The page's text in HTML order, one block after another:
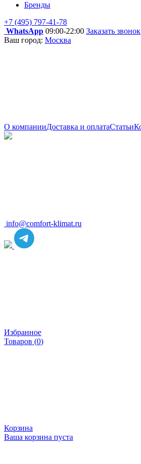
Бренды
+7 (495) 797-41-78
WhatsApp 09:00-22:00 Заказать звонок
Ваш город: Москва
О компанииДоставка и оплатаСтатьи
info@comfort-klimat.ru
Избранное
Товаров (0)
Корзина
Ваша корзина пуста